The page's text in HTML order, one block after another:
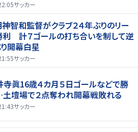
サッカー
智和監督がクラブ２４年ぶりのリー
利 計７ゴールの打ち合いを制して逆
開幕白星
サッカー
寺眞16歳４カ月５日ゴールなどで勝
壇場で２点奪われ開幕戦敗れる
サッカー